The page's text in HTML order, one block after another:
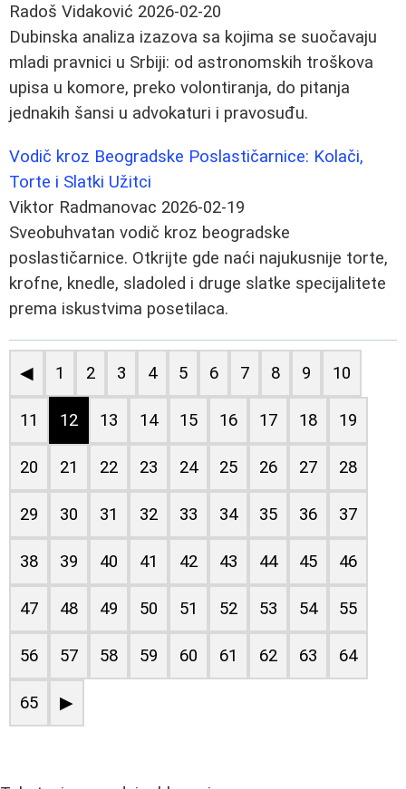
Radoš Vidaković 2026-02-20
Dubinska analiza izazova sa kojima se suočavaju
mladi pravnici u Srbiji: od astronomskih troškova
upisa u komore, preko volontiranja, do pitanja
jednakih šansi u advokaturi i pravosuđu.
Vodič kroz Beogradske Poslastičarnice: Kolači,
Torte i Slatki Užitci
Viktor Radmanovac 2026-02-19
Sveobuhvatan vodič kroz beogradske
poslastičarnice. Otkrijte gde naći najukusnije torte,
krofne, knedle, sladoled i druge slatke specijalitete
prema iskustvima posetilaca.
◀ 1 2 3 4 5 6 7 8 9 10
11 12 13 14 15 16 17 18 19
20 21 22 23 24 25 26 27 28
29 30 31 32 33 34 35 36 37
38 39 40 41 42 43 44 45 46
47 48 49 50 51 52 53 54 55
56 57 58 59 60 61 62 63 64
65 ▶